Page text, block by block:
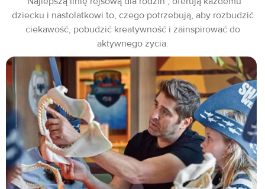
dziecku i nastolatkowi to, czego potrzebują, aby rozbudzić
ciekawość, pobudzić kreatywność i zainspirować do
aktywnego życia.